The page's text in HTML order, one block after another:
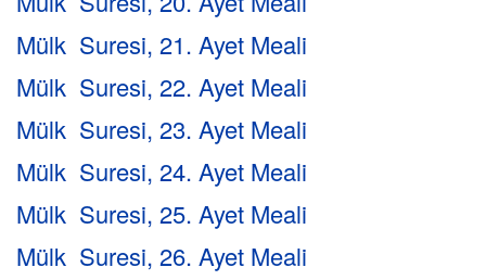
Mülk Suresi, 21. Ayet Meali
Mülk Suresi, 22. Ayet Meali
Mülk Suresi, 23. Ayet Meali
Mülk Suresi, 24. Ayet Meali
Mülk Suresi, 25. Ayet Meali
Mülk Suresi, 26. Ayet Meali